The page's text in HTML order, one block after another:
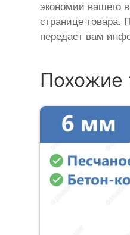
экономии вашего
странице товара.
передаст вам
Похожие